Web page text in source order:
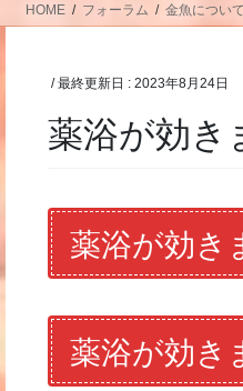
HOME フォーラム 金魚につい
/ 最終更新日 :2023年8月24日
薬浴が効き
薬浴が効き
薬浴が効き